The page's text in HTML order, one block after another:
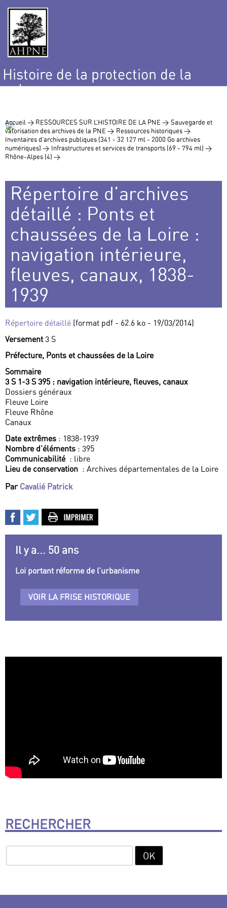
Histoire de la protection de la
nature
Accueil > RESSOURCES SUR L’HISTOIRE DE LA PNE > Sauvegarde et
valorisation des archives de la PNE > Ressources historiques >
Inventaires d’archives publiques (341 - 32 127 ml - 2000 Go archives
numériques) > Infrastructures et services de transports (69 - 794 ml) >
Rhône-Alpes (4) >
Répertoire d’archives
détaillé : Ponts et
chaussées de la Loire :
navigation intérieure,
fleuves, canaux, 1838-
1939
Répertoire détaillé (format pdf - 62.6 ko - 19/03/2014)
Versement3 S
Préfecture, Ponts et chaussées de la Loire
Sommaire
3 S 1-3 S 395 : navigation intérieure, fleuves, canaux
Dossiers généraux
Fleuve Loire
Fleuve Rhône
Canaux
Date extrêmes : 1838-1939
Nombre d’éléments : 395
Communicabilité : libre
Lieu de conservation : Archives départementales de la Loire
Par Cavalié Patrick
Il y a... 50 ans
Loi portant réforme de l’urbanisme
VOIR LA FRISE HISTORIQUE
RECHERCHER